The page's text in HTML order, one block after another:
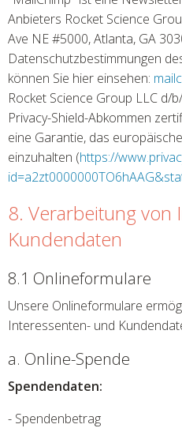
Anbieters Rocket Science
Ave NE #5000, Atlanta, GA
Datenschutzbestimmungen
können Sie hier einsehen:
Rocket Science Group LLC d/
Privacy-Shield-Abkommen
eine Garantie, das
einzuhalten (https://
8. Verarbeitung von
Kundendaten
8.1 Onlineformulare
Unsere Onlineformulare
Interessenten- und
a. Online-Spende
Spendendaten:
- Spendenbetrag